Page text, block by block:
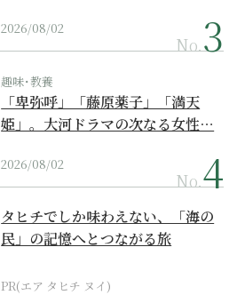
2026/08/02
No.
趣味･教養
「卑弥呼」「藤原薬子」「満天
姫」。大河ドラマの次なる女性…
2026/08/02
No.
タヒチでしか味わえない、「海の
民」の記憶へとつながる旅
PR(エア タヒチ ヌイ)